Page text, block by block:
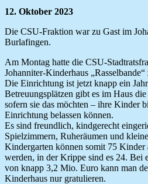
12. Oktober 2023
Die CSU-Fraktion war zu Gast im
Burlafingen.
Am Montag hatte die CSU-
Johanniter-Kinderhaus
Die Einrichtung ist jetzt knapp ein
Betreuungsplätzen gibt es im Haus
sofern sie das möchten – ihre Kinder
Einrichtung belassen können.
Es sind freundlich, kindgerecht
Spielzimmern, Ruheräumen und
Kindergarten können somit 75 Kinder
werden, in der Krippe sind es 24. Bei
von knapp 3,2 Mio. Euro kann man
Kinderhaus nur gratulieren.